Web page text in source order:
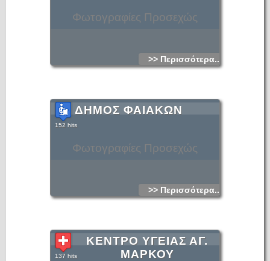
Φωτογραφίες Προσεχώς
>> Περισσότερα...
Φωτογραφίες Προσεχώς
ΔΗΜΟΣ ΦΑΙΑΚΩΝ
152 hits
>> Περισσότερα...
ΚΕΝΤΡΟ ΥΓΕΙΑΣ ΑΓ.
ΜΑΡΚΟΥ
137 hits